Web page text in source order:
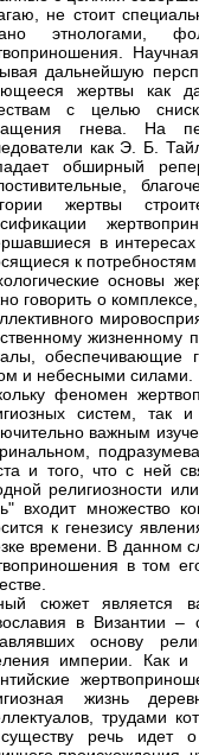
не стоит
этнологами,
дальнейшую
жертвы как
с целью
гнева. На
как Э. Б.
обширный
жертвы
в
к
основы
говорить о
жизненному
обеспечивающие
и небесными силами.
феномен
систем, так
важным
и того, что с ней
религиозности
входит множество
к генезису
времени. В данном
в том
сюжет является
в Византии –
основу
империи. Как и
жизнь
трудами
речь идет о